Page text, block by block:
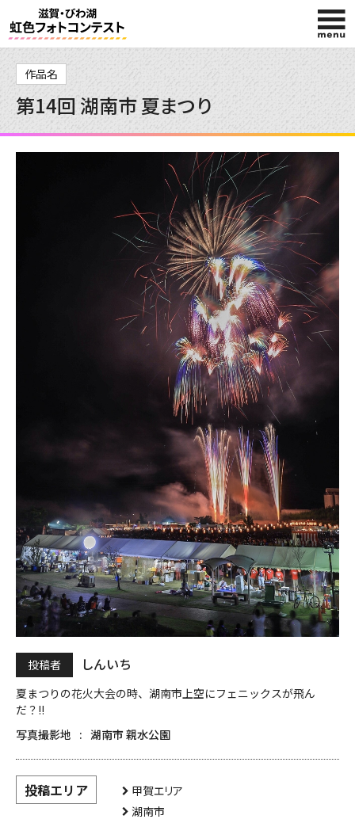
HOME
入賞作品
作品名
第14回 湖南市 夏まつり
投稿者 しんいち
夏まつりの花火大会の時、湖南市上空にフェニックスが飛ん
だ？‼︎
写真撮影地
湖南市 親水公園
投稿エリア
甲賀エリア
湖南市